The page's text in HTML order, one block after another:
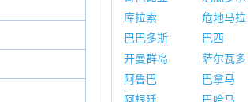
库拉索
危地马拉
巴巴多斯
巴西
开曼群岛
萨尔瓦多
阿鲁巴
巴拿马